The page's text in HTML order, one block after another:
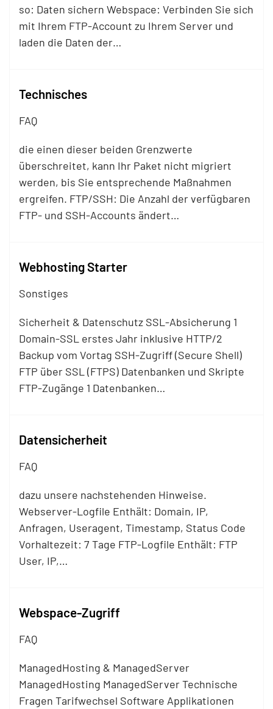
so: Daten sichern Webspace: Verbinden Sie sich
mit Ihrem FTP-Account zu Ihrem Server und
laden die Daten der…
Technisches
FAQ
die einen dieser beiden Grenzwerte
überschreitet, kann Ihr Paket nicht migriert
werden, bis Sie entsprechende Maßnahmen
ergreifen. FTP/SSH: Die Anzahl der verfügbaren
FTP- und SSH-Accounts ändert…
Webhosting Starter
Sonstiges
Sicherheit & Datenschutz SSL-Absicherung 1
Domain-SSL erstes Jahr inklusive HTTP/2
Backup vom Vortag SSH-Zugriff (Secure Shell)
FTP über SSL (FTPS) Datenbanken und Skripte
FTP-Zugänge 1 Datenbanken…
Datensicherheit
FAQ
dazu unsere nachstehenden Hinweise.
Webserver-Logfile Enthält: Domain, IP,
Anfragen, Useragent, Timestamp, Status Code
Vorhaltezeit: 7 Tage FTP-Logfile Enthält: FTP
User, IP,…
Webspace-Zugriff
FAQ
ManagedHosting & ManagedServer
ManagedHosting ManagedServer Technische
Fragen Tarifwechsel Software Applikationen